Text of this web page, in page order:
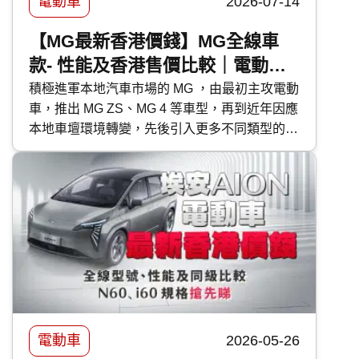
【MG最新香港價錢】MG全線車
款- 性能及香港售價比較｜電動
車、PHEV、HEV混能車型
積極進軍本地汽車市場的 MG ，由最初主攻電動
車，推出 MG ZS、MG 4 等車型，再到近年因應
本地車壇環境轉變，先後引入更多不同類型的車
款，除電動車外，還有 PHEV 混能車型 MG S9
PHEV 及混能車 MG ZS HEV 、 MG 3 Hybrid+
。今次 快而保 便為大家深入了解 MG 各車款的
特性及售價，有助各位買車時有更好準備。
電動車 2026-05-26